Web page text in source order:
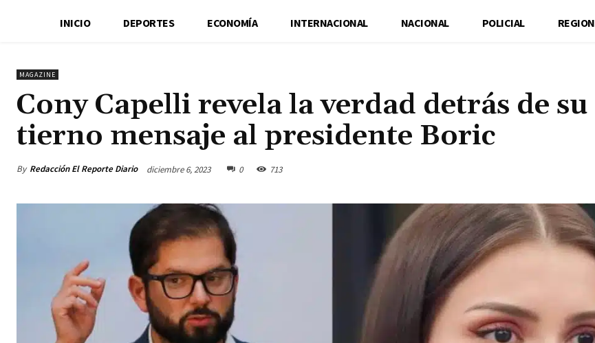
INICIO DEPORTES ECONOMÍA INTERNACIONAL NACIONAL POLICIAL REGION
MAGAZINE
Cony Capelli revela la verdad detrás de su
tierno mensaje al presidente Boric
By Redacción El Reporte Diario diciembre 6, 2023 0 713